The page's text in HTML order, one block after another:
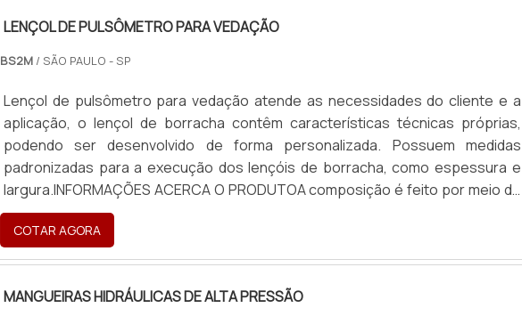
LENÇOL DE PULSÔMETRO PARA VEDAÇÃO
BS2M/ SÃO PAULO - SP
Lençol de pulsômetro para vedação atende as necessidades do cliente e a
aplicação, o lençol de borracha contêm características técnicas próprias,
podendo ser desenvolvido de forma personalizada. Possuem medidas
padronizadas para a execução dos lençóis de borracha, como espessura e
largura.INFORMAÇÕES ACERCA O PRODUTOA composição é feito por meio de
elastômeros naturais ou sintéticos, e é fundamental que o fornecedor siga
corretamente as normas regulamentares referente ao produto fornecido
manta de borracha. Os lençóis de borracha conseguem atender a diversas
borracha;Borracha antiestática, para produtos químicos, abrasão, entre
COTAR AGORA
MANGUEIRAS HIDRÁULICAS DE ALTA PRESSÃO